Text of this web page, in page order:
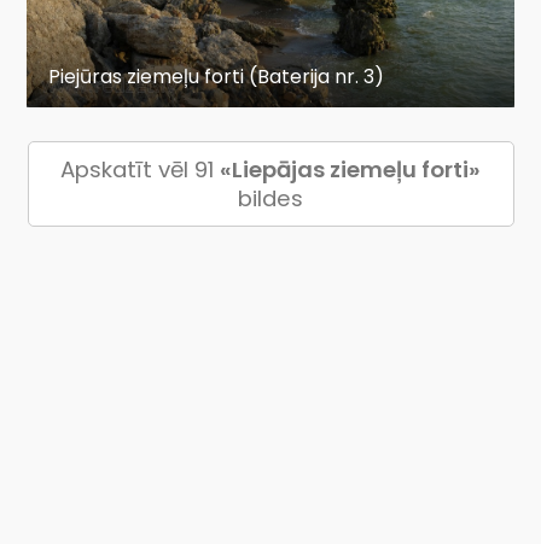
Piejūras ziemeļu forti (Baterija nr. 3)
Apskatīt vēl 91 «Liepājas ziemeļu forti»
bildes